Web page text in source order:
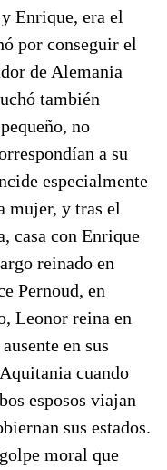
Enrique, era el
por conseguir el
de Alemania
también
no
a su
especialmente
mujer, y tras el
casa con Enrique
reinado en
Pernoud, en
Leonor reina en
en sus
cuando
esposos viajan
sus estados.
moral que